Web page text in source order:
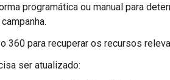
programática ou manual para
360 para recuperar os recursos
ser atualizado: